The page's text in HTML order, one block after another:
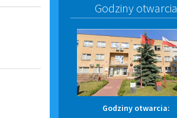
Godziny otwarcia
Godziny otwarcia: